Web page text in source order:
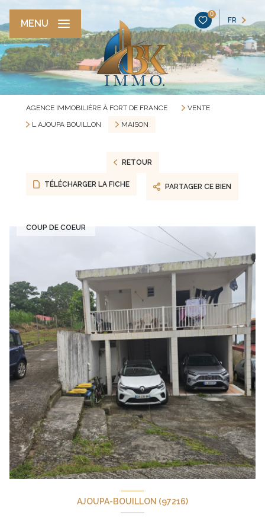
0
FR
MENU
AGENCE IMMOBILIÈRE À FORT DE FRANCE
VENTE
L AJOUPA BOUILLON
MAISON
RETOUR
TÉLÉCHARGER LA FICHE PARTAGER CE BIEN
COUP DE COEUR
AJOUPA-BOUILLON (97216)